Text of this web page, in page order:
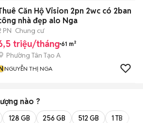
Căn Hộ Vision 2pn 2wc có 2ban
nhà đẹp alo Nga
PN Chung cư
triệu/tháng 61 m²
Phường Tân Tạo A
NGUYỄN THỊ NGA
nào ?
128 GB 256 GB 512 GB 1 TB